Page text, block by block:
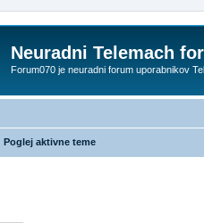
Neuradni Telemach
Forum070 je neuradni forum uporabnikov
Poglej aktivne teme